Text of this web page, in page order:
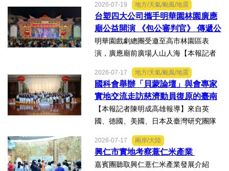
16日晚上在武漢武商夢時代一樓中庭溫
情上演，歌聲文脈聯結兩地，這場融美
食、文創、歌舞、匠人分享...
2026-07-19 地方/天氣/颱風/地震
台塑四大公司攜手明華園林園廣應
廟公益開演 《包公審判官》 傳遞公
義與自省精神
明華園戲劇總團受邀至高市林園區表
演，廣應廟前廣場人山人海【本報記者
台塑石化等四大公司邀請由當家小生孫
翠鳳領軍的明華園戲劇總團，周末晚在
高雄市林園區廣應廟公益演...
2026-07-17 地方/天氣/颱風/地震
國科會舉辦「貝蒙論壇」與會專家
實地交流走訪慈濟動員復原的臺南
楠西地震及丹娜絲風災區
【本報記者陳明成高雄報導】來自英
國、德國、美國、日本及臺灣研究團隊
科會舉辦的「貝蒙論壇」，實地交流活
動走訪臺南楠西地震及丹娜絲風災區，
2026-07-17 兩岸/大陸
興仁市實地考察薏仁米產業
嘉賓團聽取興仁薏仁米產業發展介紹